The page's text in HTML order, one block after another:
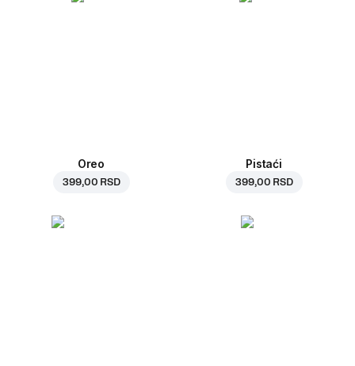
Oreo
399,00 RSD
Pistaći
399,00 RSD